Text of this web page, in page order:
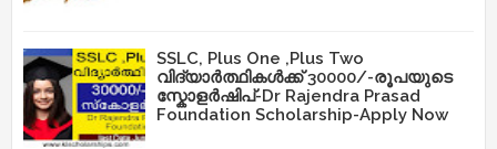
SSLC, Plus One ,Plus Two
വിദ്യാർത്ഥികൾക്ക് 30000/-രൂപയുടെ
സ്കോളർഷിപ്-Dr Rajendra Prasad
Foundation Scholarship-Apply Now